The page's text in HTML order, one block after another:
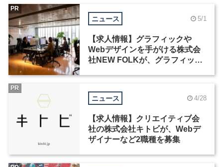
ニュース 5/1
【求人情報】グラフィックや
Webデザインを手がける株式会
社NEW FOLKが、グラフィック
PR
ニュース 4/28
【求人情報】クリエイティブ会
社の株式会社キトビが、Webデ
ザイナーなど2職種を募集
PR